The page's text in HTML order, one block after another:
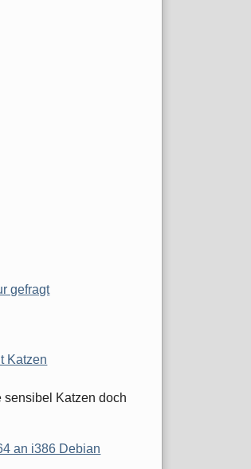
gefragt
Katzen
sensibel Katzen doch
an i386 Debian